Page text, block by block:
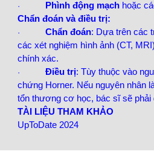
· Phình động mạch hoặc
Chẩn đoán và điều trị:
· Chẩn đoán: Dựa trên các
các xét nghiệm hình ảnh (CT,
chính xác.
· Điều trị: Tùy thuộc vào
chứng Horner. Nếu nguyên nhân
tổn thương cơ học, bác sĩ sẽ phải
TÀI LIỆU THAM KHẢO
UpToDate 2024